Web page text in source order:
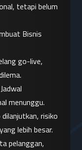
tetapi belum
Bisnis
go-live,
menunggu.
risiko
lebih besar.
pelanggan,